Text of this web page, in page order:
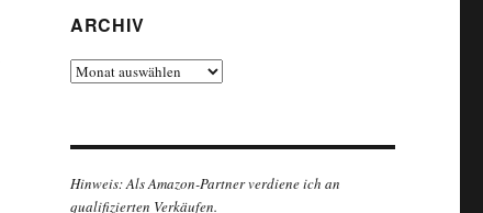
ARCHIV
Archiv
Hinweis: Als Amazon-Partner verdiene ich an
qualifizierten Verkäufen.